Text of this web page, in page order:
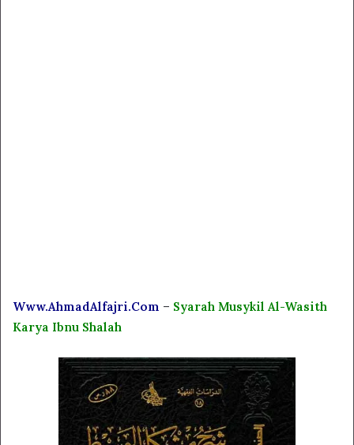
Www.AhmadAlfajri.Com – Syarah Musykil Al-Wasith
Karya Ibnu Shalah